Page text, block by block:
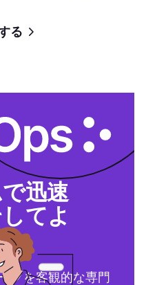
る
迅速
てよ
クを客観的な専門